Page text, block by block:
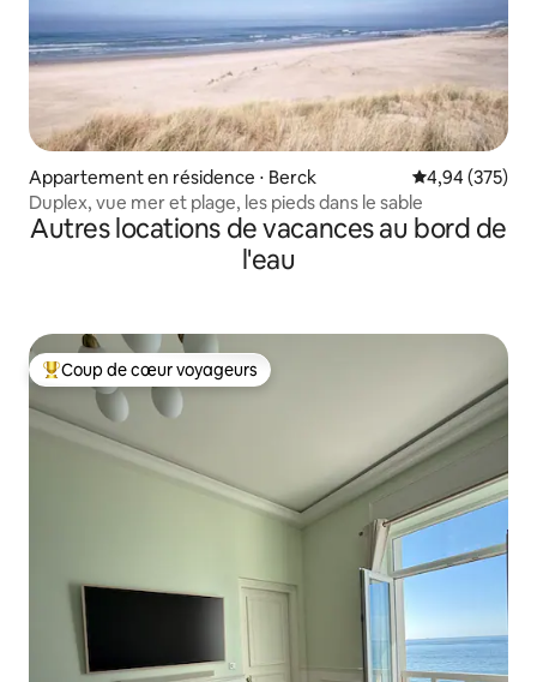
Appartement en résidence ⋅ Berck Évaluation
4,94 (375)
Duplex, vue mer et plage, les pieds dans le sable
Autres locations de vacances au bord de
l'eau
Coups de cœur voyageurs les plus appréciés
Coup de cœur voyageurs